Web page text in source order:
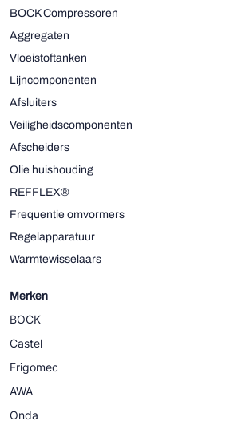
BOCK Compressoren
Aggregaten
Vloeistoftanken
Lijncomponenten
Afsluiters
Veiligheidscomponenten
Afscheiders
Olie huishouding
REFFLEX®
Frequentie omvormers
Regelapparatuur
Warmtewisselaars
Merken
BOCK
Castel
Frigomec
AWA
Onda